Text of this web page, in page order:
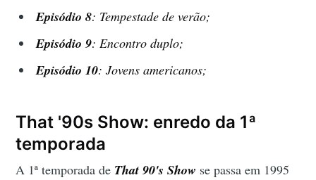
Episódio 8: Tempestade de verão;
Episódio 9: Encontro duplo;
Episódio10:Jovens americanos;
That '90s Show: enredo da 1ª
temporada
A 1ª temporada de That 90's Show se passa em 1995